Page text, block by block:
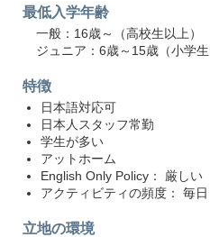
最低入学年齢
一般：16歳～（高校生以上）
ジュニア：6歳～15歳（小学生
特徴
日本語対応可
日本人スタッフ常勤
学生が多い
アットホーム
English Only Policy： 厳しい
アクティビティの頻度： 毎日
立地の環境